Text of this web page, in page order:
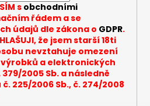
s obchodními
řádem a se
údajů dle zákona o GDPR.
že jsem starší 18ti
nevztahuje omezení
a elektronických
2005 Sb. a následně
225/2006 Sb., č. 274/2008